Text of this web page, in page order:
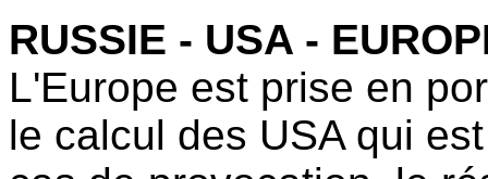
RUSSIE - USA -
L'Europe est prise en
le calcul des USA qui